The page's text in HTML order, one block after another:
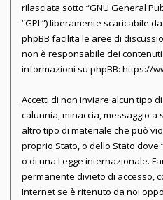
rilasciata sotto “GNU General
“GPL”) liberamente scaricabile da
phpBB facilita le aree di
non è responsabile dei
informazioni su phpBB: https://
Accetti di non inviare alcun tipo
calunnia, minaccia, messaggio
altro tipo di materiale che può
proprio Stato, o dello Stato dove
o di una Legge internazionale.
permanente divieto di accesso,
Internet se è ritenuto da noi